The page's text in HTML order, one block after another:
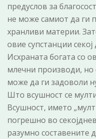
предуслов за
не може самиот да ги
хранливи материи.
овие супстанции секој
Исхраната богата со
млечни производи, но
може да ги задоволи
Што всушност се
Всушност, името
погрешно во
разумно составените